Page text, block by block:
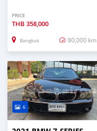
PRICE
THB 358,000
Bangkok 80,000 km
6